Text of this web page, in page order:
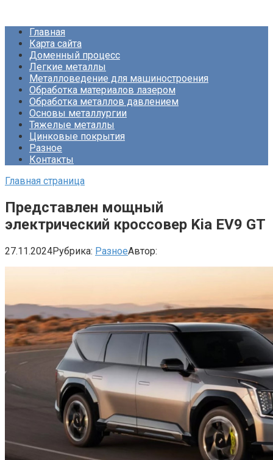
контентуГлавная
Карта сайта
Доменный процесс
Легкие металлы
Металловедение для машиностроения
Обработка материалов лазером
Обработка металлов давлением
Основы металлургии
Тяжелые металлы
Цинковые покрытия
Разное
Контакты
Главная страница
Представлен мощный
электрический кроссовер Kia EV9 GT
27.11.2024Рубрика: РазноеАвтор: